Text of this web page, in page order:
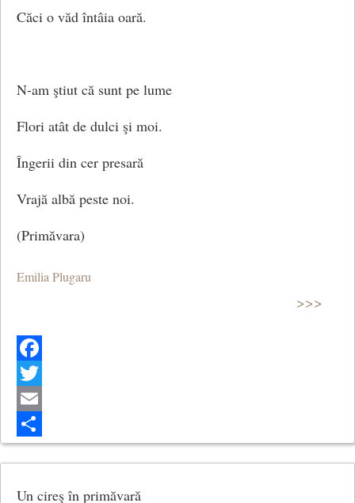
Căci o văd întâia oară.
N-am ştiut că sunt pe lume
Flori atât de dulci şi moi.
Îngerii din cer presară
Vrajă albă peste noi.
(Primăvara)
Emilia Plugaru
>>>
Facebook
Twitter
Email
Share
Un cireş în primăvară